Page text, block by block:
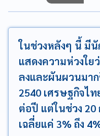
ในช่วงหลังๆ นี้ มีนั
แสดงความห่วงใย
ลงและผันผวนมา
2540 เศรษฐกิจไท
ต่อปี แต่ในช่วง 20
เฉลี่ยแค่ 3% ถึง